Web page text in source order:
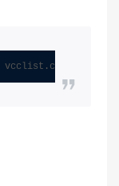
vcclist.com